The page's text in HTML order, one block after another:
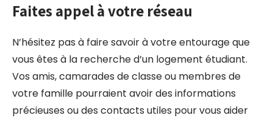
Faites appel à votre réseau
N’hésitez pas à faire savoir à votre entourage que
vous êtes à la recherche d’un logement étudiant.
Vos amis, camarades de classe ou membres de
votre famille pourraient avoir des informations
précieuses ou des contacts utiles pour vous aider